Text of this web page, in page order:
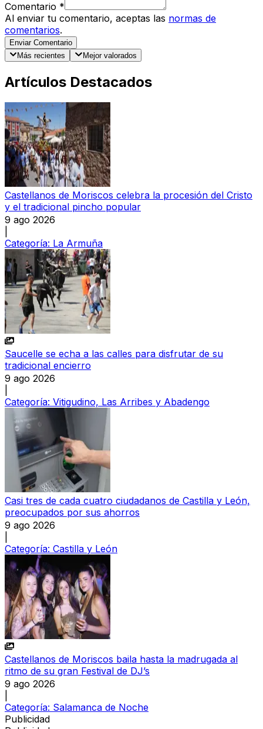
Comentario *
Al enviar tu comentario, aceptas las normas de
comentarios.
Enviar Comentario
Más recientes
Mejor valorados
Artículos Destacados
Castellanos de Moriscos celebra la procesión del Cristo
y el tradicional pincho popular
9 ago 2026
Categoría: La Armuña
Saucelle se echa a las calles para disfrutar de su
tradicional encierro
9 ago 2026
Categoría: Vitigudino, Las Arribes y Abadengo
Casi tres de cada cuatro ciudadanos de Castilla y León,
preocupados por sus ahorros
9 ago 2026
Categoría: Castilla y León
Castellanos de Moriscos baila hasta la madrugada al
ritmo de su gran Festival de DJ’s
9 ago 2026
Categoría: Salamanca de Noche
Publicidad